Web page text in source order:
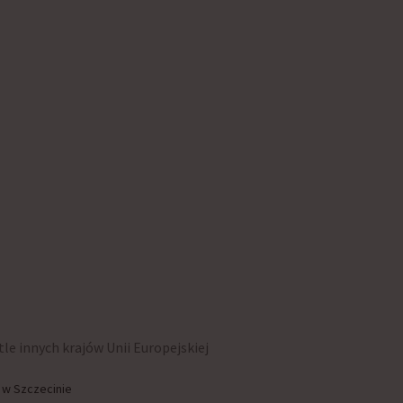
innych krajów Unii Europejskiej
Szczecinie